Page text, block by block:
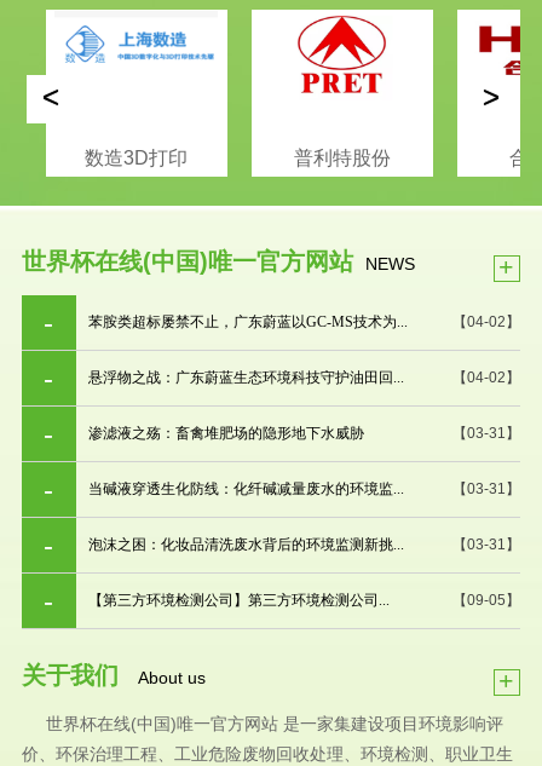
数造3D打印 普利特股份 合
< >
世界杯在线(中国)唯一官方网站 NEWS +
【04-02】
苯胺类超标屡禁不止，广东蔚蓝以GC-MS技术为...
【04-02】
悬浮物之战：广东蔚蓝生态环境科技守护油田回...
【03-31】
渗滤液之殇：畜禽堆肥场的隐形地下水威胁
【03-31】
当碱液穿透生化防线：化纤碱减量废水的环境监...
【03-31】
泡沫之困：化妆品清洗废水背后的环境监测新挑...
【09-05】
【第三方环境检测公司】第三方环境检测公司...
关于我们 About us +
世界杯在线(中国)唯一官方网站 是一家集建设项目环境影响评
价、环保治理工程、工业危险废物回收处理、环境检测、职业卫生